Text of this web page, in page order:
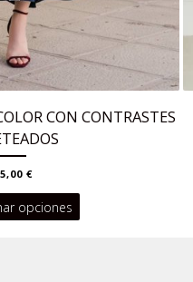
CON CONTRASTES
€
opciones